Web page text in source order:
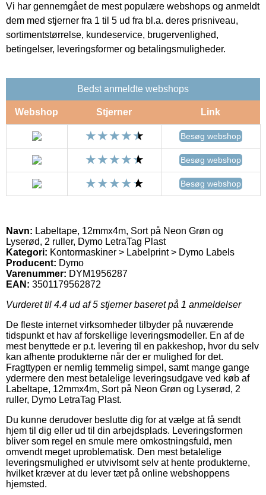
Vi har gennemgået de mest populære webshops og anmeldt
dem med stjerner fra 1 til 5 ud fra bl.a. deres prisniveau,
sortimentstørrelse, kundeservice, brugervenlighed,
betingelser, leveringsformer og betalingsmuligheder.
Bedst anmeldte webshops
Webshop Stjerner Link
Besøg webshop
Besøg webshop
Besøg webshop
Navn: Labeltape, 12mmx4m, Sort på Neon Grøn og
Lyserød, 2 ruller, Dymo LetraTag Plast
Kategori: Kontormaskiner > Labelprint > Dymo Labels
Producent: Dymo
Varenummer: DYM1956287
EAN: 3501179562872
Vurderet til 4.4 ud af 5 stjerner baseret på 1 anmeldelser
De fleste internet virksomheder tilbyder på nuværende
tidspunkt et hav af forskellige leveringsmodeller. En af de
mest benyttede er p.t. levering til en pakkeshop, hvor du selv
kan afhente produkterne når der er mulighed for det.
Fragttypen er nemlig temmelig simpel, samt mange gange
ydermere den mest betalelige leveringsudgave ved køb af
Labeltape, 12mmx4m, Sort på Neon Grøn og Lyserød, 2
ruller, Dymo LetraTag Plast.
Du kunne derudover beslutte dig for at vælge at få sendt
hjem til dig eller ud til din arbejdsplads. Leveringsformen
bliver som regel en smule mere omkostningsfuld, men
omvendt meget uproblematisk. Den mest betalelige
leveringsmulighed er utvivlsomt selv at hente produkterne,
hvilket kræver at du lever tæt på online webshoppens
hjemsted.